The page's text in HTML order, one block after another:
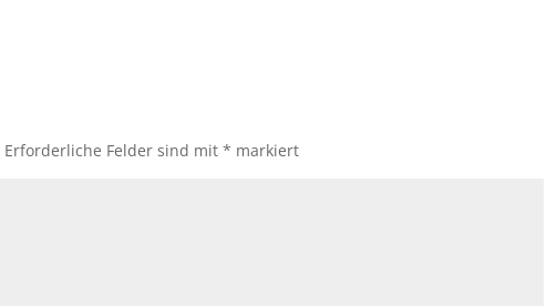
Erforderliche Felder sind mit* markiert